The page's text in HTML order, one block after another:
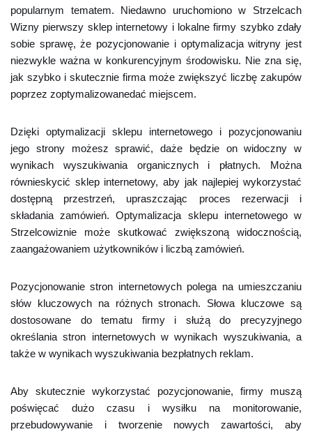
popularnym tematem. Niedawno uruchomiono w Strzelcach
Wizny pierwszy sklep internetowy i lokalne firmy szybko zdały
sobie sprawę, że pozycjonowanie i optymalizacja witryny jest
niezwykle ważna w konkurencyjnym środowisku. Nie zna się,
jak szybko i skutecznie firma może zwiększyć liczbę zakupów
poprzez zoptymalizowanedać miejscem.
Dzięki optymalizacji sklepu internetowego i pozycjonowaniu
jego strony możesz sprawić, daże będzie on widoczny w
wynikach wyszukiwania organicznych i płatnych. Można
równieskycić sklep internetowy, aby jak najlepiej wykorzystać
dostępną przestrzeń, upraszczając proces rezerwacji i
składania zamówień. Optymalizacja sklepu internetowego w
Strzelcowiznie może skutkować zwiększoną widocznością,
zaangażowaniem użytkowników i liczbą zamówień.
Pozycjonowanie stron internetowych polega na umieszczaniu
słów kluczowych na różnych stronach. Słowa kluczowe są
dostosowane do tematu firmy i służą do precyzyjnego
określania stron internetowych w wynikach wyszukiwania, a
także w wynikach wyszukiwania bezpłatnych reklam.
Aby skutecznie wykorzystać pozycjonowanie, firmy muszą
poświęcać dużo czasu i wysiłku na monitorowanie,
przebudowywanie i tworzenie nowych zawartości, aby